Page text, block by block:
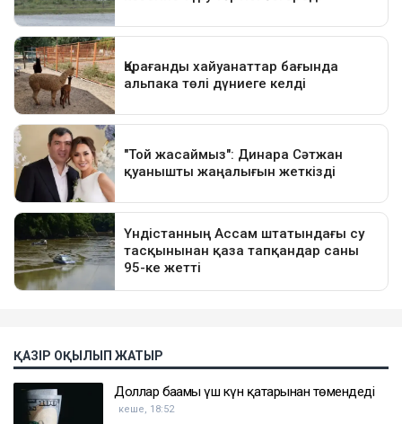
ҚАЗІР ОҚЫЛЫП ЖАТЫР
Доллар бағамы үш күн қатарынан төмендеді
кеше, 18:52